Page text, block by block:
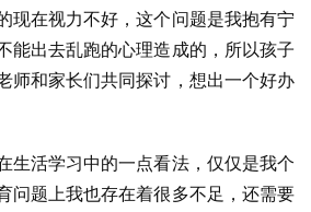
现在视力不好，这个问题是我抱有宁
能出去乱跑的心理造成的，所以孩子
师和家长们共同探讨，想出一个好办
生活学习中的一点看法，仅仅是我个
问题上我也存在着很多不足，还需要